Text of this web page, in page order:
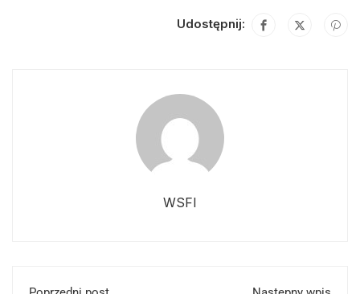
Udostępnij:
WSFI